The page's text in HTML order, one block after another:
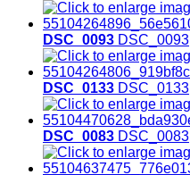
DSC_0093 DSC_0093
DSC_0133 DSC_0133
DSC_0083 DSC_0083